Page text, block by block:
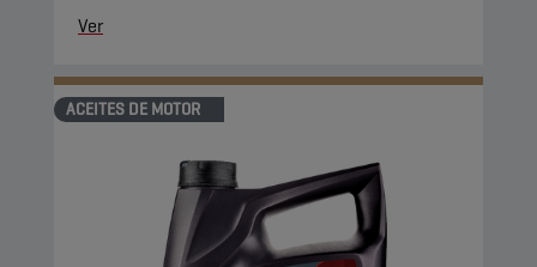
Ver
ACEITES DE MOTOR